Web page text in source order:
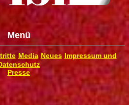
Menü
Media Neues Impressum und
Presse